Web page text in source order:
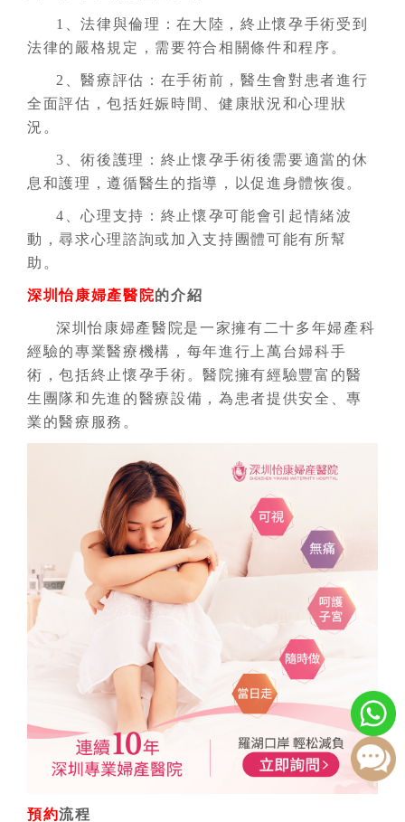
1、法律與倫理：在大陸，終止懷孕手術受到
法律的嚴格規定，需要符合相關條件和程序。
2、醫療評估：在手術前，醫生會對患者進行
全面評估，包括妊娠時間、健康狀況和心理狀
況。
3、術後護理：終止懷孕手術後需要適當的休
息和護理，遵循醫生的指導，以促進身體恢復。
4、心理支持：終止懷孕可能會引起情緒波
動，尋求心理諮詢或加入支持團體可能有所幫
助。
深圳怡康婦產醫院的介紹
深圳怡康婦產醫院是一家擁有二十多年婦產科
經驗的專業醫療機構，每年進行上萬台婦科手
術，包括終止懷孕手術。醫院擁有經驗豐富的醫
生團隊和先進的醫療設備，為患者提供安全、專
業的醫療服務。
預約流程